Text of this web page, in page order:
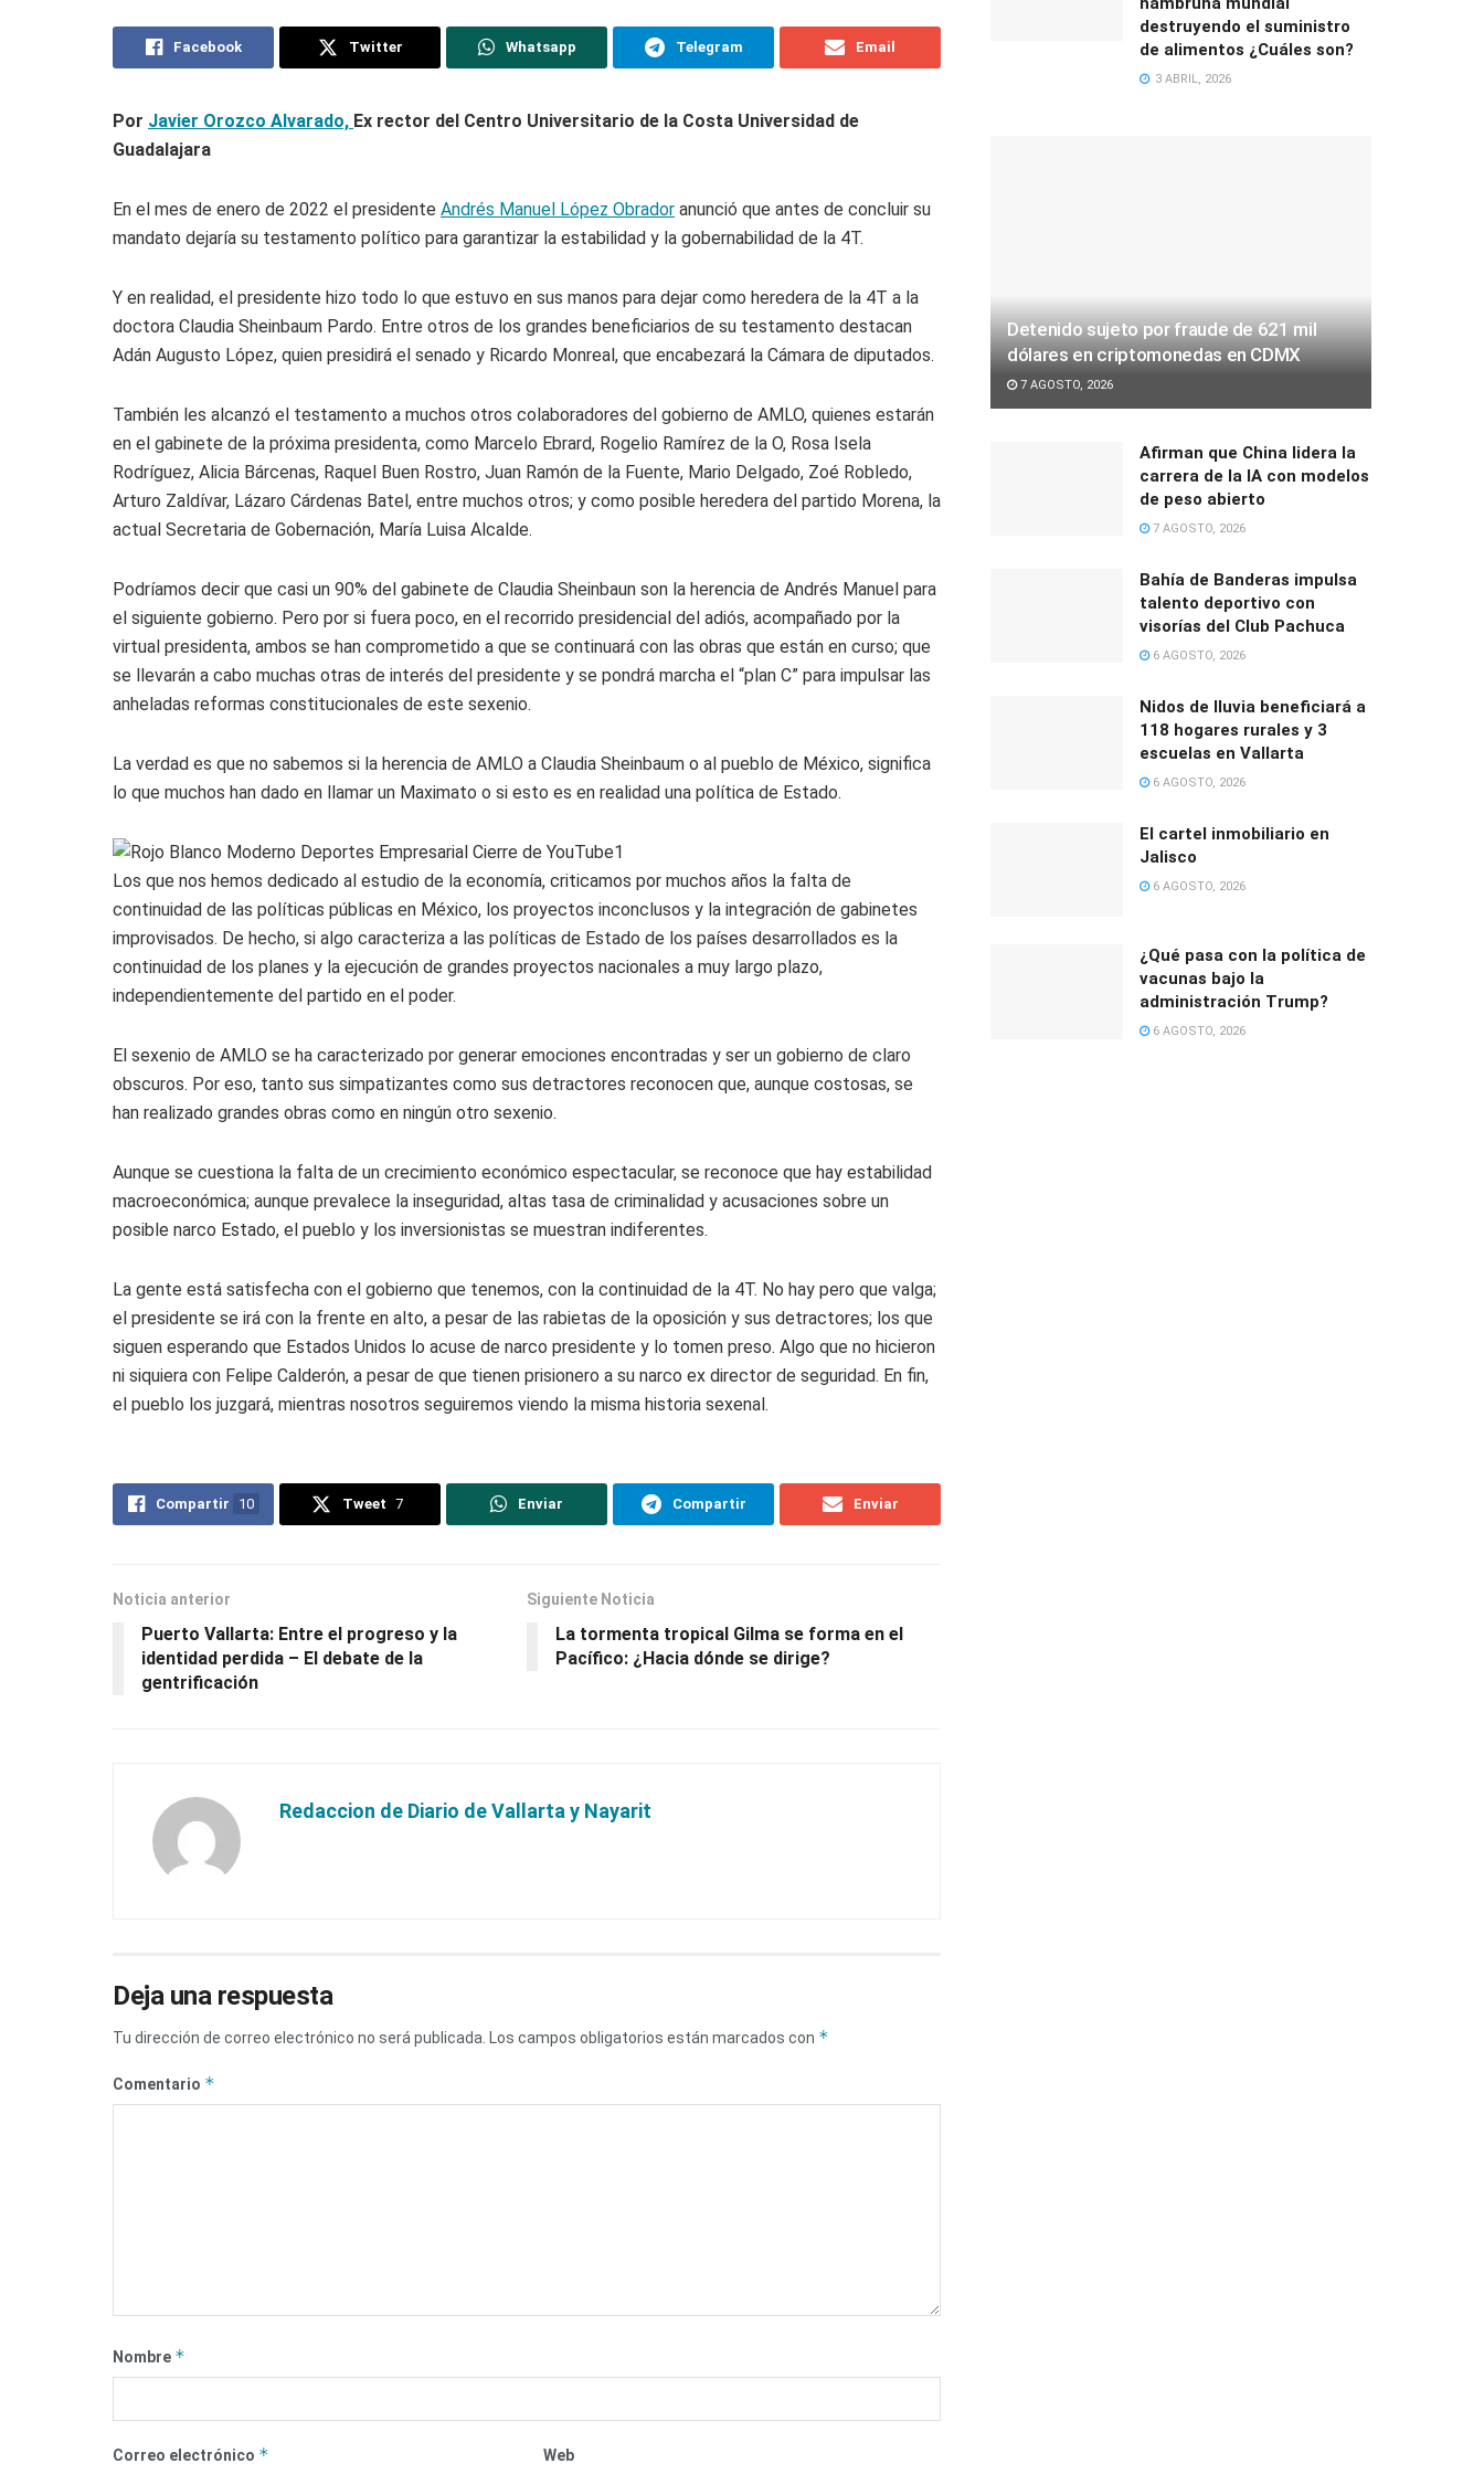
Facebook Twitter Whatsapp Telegram Email
Por Javier Orozco Alvarado, Ex rector del Centro Universitario de la Costa Universidad de
Guadalajara
En el mes de enero de 2022 el presidente Andrés Manuel López Obrador anunció que antes de concluir su
mandato dejaría su testamento político para garantizar la estabilidad y la gobernabilidad de la 4T.
Y en realidad, el presidente hizo todo lo que estuvo en sus manos para dejar como heredera de la 4T a la
doctora Claudia Sheinbaum Pardo. Entre otros de los grandes beneficiarios de su testamento destacan
Adán Augusto López, quien presidirá el senado y Ricardo Monreal, que encabezará la Cámara de diputados.
También les alcanzó el testamento a muchos otros colaboradores del gobierno de AMLO, quienes estarán
en el gabinete de la próxima presidenta, como Marcelo Ebrard, Rogelio Ramírez de la O, Rosa Isela
Rodríguez, Alicia Bárcenas, Raquel Buen Rostro, Juan Ramón de la Fuente, Mario Delgado, Zoé Robledo,
Arturo Zaldívar, Lázaro Cárdenas Batel, entre muchos otros; y como posible heredera del partido Morena, la
actual Secretaria de Gobernación, María Luisa Alcalde.
Podríamos decir que casi un 90% del gabinete de Claudia Sheinbaun son la herencia de Andrés Manuel para
el siguiente gobierno. Pero por si fuera poco, en el recorrido presidencial del adiós, acompañado por la
virtual presidenta, ambos se han comprometido a que se continuará con las obras que están en curso; que
se llevarán a cabo muchas otras de interés del presidente y se pondrá marcha el “plan C” para impulsar las
anheladas reformas constitucionales de este sexenio.
La verdad es que no sabemos si la herencia de AMLO a Claudia Sheinbaum o al pueblo de México, significa
lo que muchos han dado en llamar un Maximato o si esto es en realidad una política de Estado.
Los que nos hemos dedicado al estudio de la economía, criticamos por muchos años la falta de
continuidad de las políticas públicas en México, los proyectos inconclusos y la integración de gabinetes
improvisados. De hecho, si algo caracteriza a las políticas de Estado de los países desarrollados es la
continuidad de los planes y la ejecución de grandes proyectos nacionales a muy largo plazo,
independientemente del partido en el poder.
El sexenio de AMLO se ha caracterizado por generar emociones encontradas y ser un gobierno de claro
obscuros. Por eso, tanto sus simpatizantes como sus detractores reconocen que, aunque costosas, se
han realizado grandes obras como en ningún otro sexenio.
Aunque se cuestiona la falta de un crecimiento económico espectacular, se reconoce que hay estabilidad
macroeconómica; aunque prevalece la inseguridad, altas tasa de criminalidad y acusaciones sobre un
posible narco Estado, el pueblo y los inversionistas se muestran indiferentes.
La gente está satisfecha con el gobierno que tenemos, con la continuidad de la 4T. No hay pero que valga;
el presidente se irá con la frente en alto, a pesar de las rabietas de la oposición y sus detractores; los que
siguen esperando que Estados Unidos lo acuse de narco presidente y lo tomen preso. Algo que no hicieron
ni siquiera con Felipe Calderón, a pesar de que tienen prisionero a su narco ex director de seguridad. En fin,
el pueblo los juzgará, mientras nosotros seguiremos viendo la misma historia sexenal.
Compartir 10 Tweet 7 Enviar Compartir Enviar
Noticia anterior
Puerto Vallarta: Entre el progreso y la
identidad perdida – El debate de la
gentrificación
Siguiente Noticia
La tormenta tropical Gilma se forma en el
Pacífico: ¿Hacia dónde se dirige?
Redaccion de Diario de Vallarta y Nayarit
Deja una respuesta
Tu dirección de correo electrónico no será publicada. Los campos obligatorios están marcados con *
Comentario *
Nombre *
Correo electrónico * Web
destruyendo el suministro
de alimentos ¿Cuáles son?
3 ABRIL, 2026
Detenido sujeto por fraude de 621 mil
dólares en criptomonedas en CDMX
7 AGOSTO, 2026
Afirman que China lidera la
carrera de la IA con modelos
de peso abierto
7 AGOSTO, 2026
Bahía de Banderas impulsa
talento deportivo con
visorías del Club Pachuca
6 AGOSTO, 2026
Nidos de lluvia beneficiará a
118 hogares rurales y 3
escuelas en Vallarta
6 AGOSTO, 2026
El cartel inmobiliario en
Jalisco
6 AGOSTO, 2026
¿Qué pasa con la política de
vacunas bajo la
administración Trump?
6 AGOSTO, 2026